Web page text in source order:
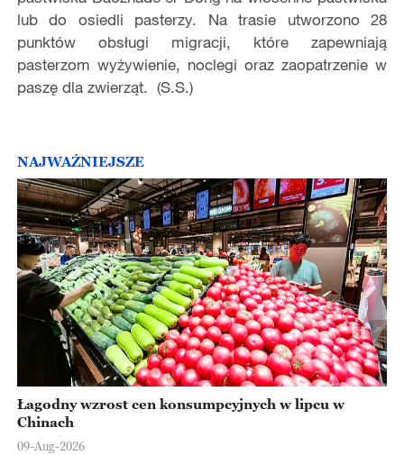
lub do osiedli pasterzy. Na trasie utworzono 28
punktów obsługi migracji, które zapewniają
pasterzom wyżywienie, noclegi oraz zaopatrzenie w
paszę dla zwierząt. (S.S.)
NAJWAŻNIEJSZE
Łagodny wzrost cen konsumpcyjnych w lipcu w
Chinach
09-Aug-2026